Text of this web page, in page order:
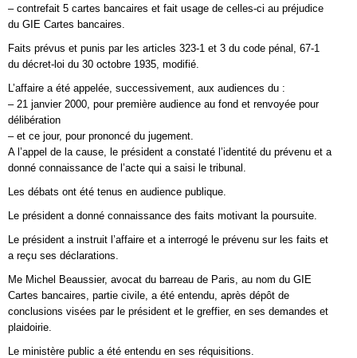
– contrefait 5 cartes bancaires et fait usage de celles-ci au préjudice
du GIE Cartes bancaires.
Faits prévus et punis par les articles 323-1 et 3 du code pénal, 67-1
du décret-loi du 30 octobre 1935, modifié.
L’affaire a été appelée, successivement, aux audiences du :
– 21 janvier 2000, pour première audience au fond et renvoyée pour
délibération
– et ce jour, pour prononcé du jugement.
A l’appel de la cause, le président a constaté l’identité du prévenu et a
donné connaissance de l’acte qui a saisi le tribunal.
Les débats ont été tenus en audience publique.
Le président a donné connaissance des faits motivant la poursuite.
Le président a instruit l’affaire et a interrogé le prévenu sur les faits et
a reçu ses déclarations.
Me Michel Beaussier, avocat du barreau de Paris, au nom du GIE
Cartes bancaires, partie civile, a été entendu, après dépôt de
conclusions visées par le président et le greffier, en ses demandes et
plaidoirie.
Le ministère public a été entendu en ses réquisitions.